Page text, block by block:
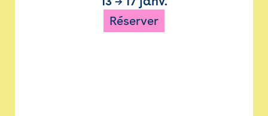
Réserver